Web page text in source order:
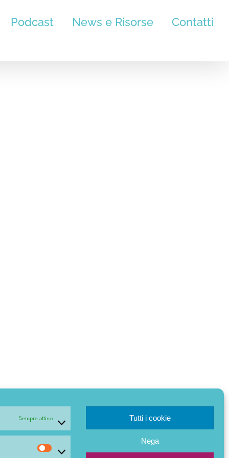
Sempre attivo Tutti i cookie
Nega
Podcast News e Risorse Contatti